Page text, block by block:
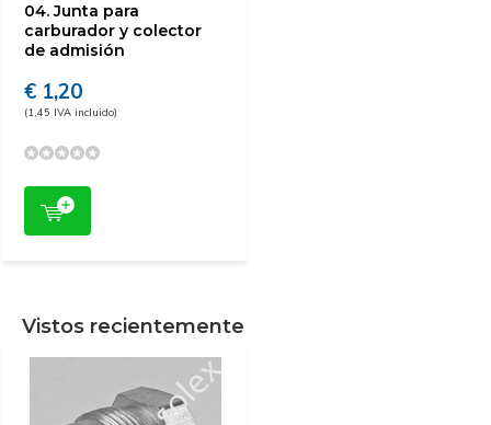
04. Junta para
carburador y colector
de admisión
€ 1,20
(1,45 IVA incluido)
Vistos recientemente